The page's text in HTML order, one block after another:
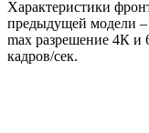
Характеристики
предыдущей модели –
max разрешение 4К и
кадров/сек.